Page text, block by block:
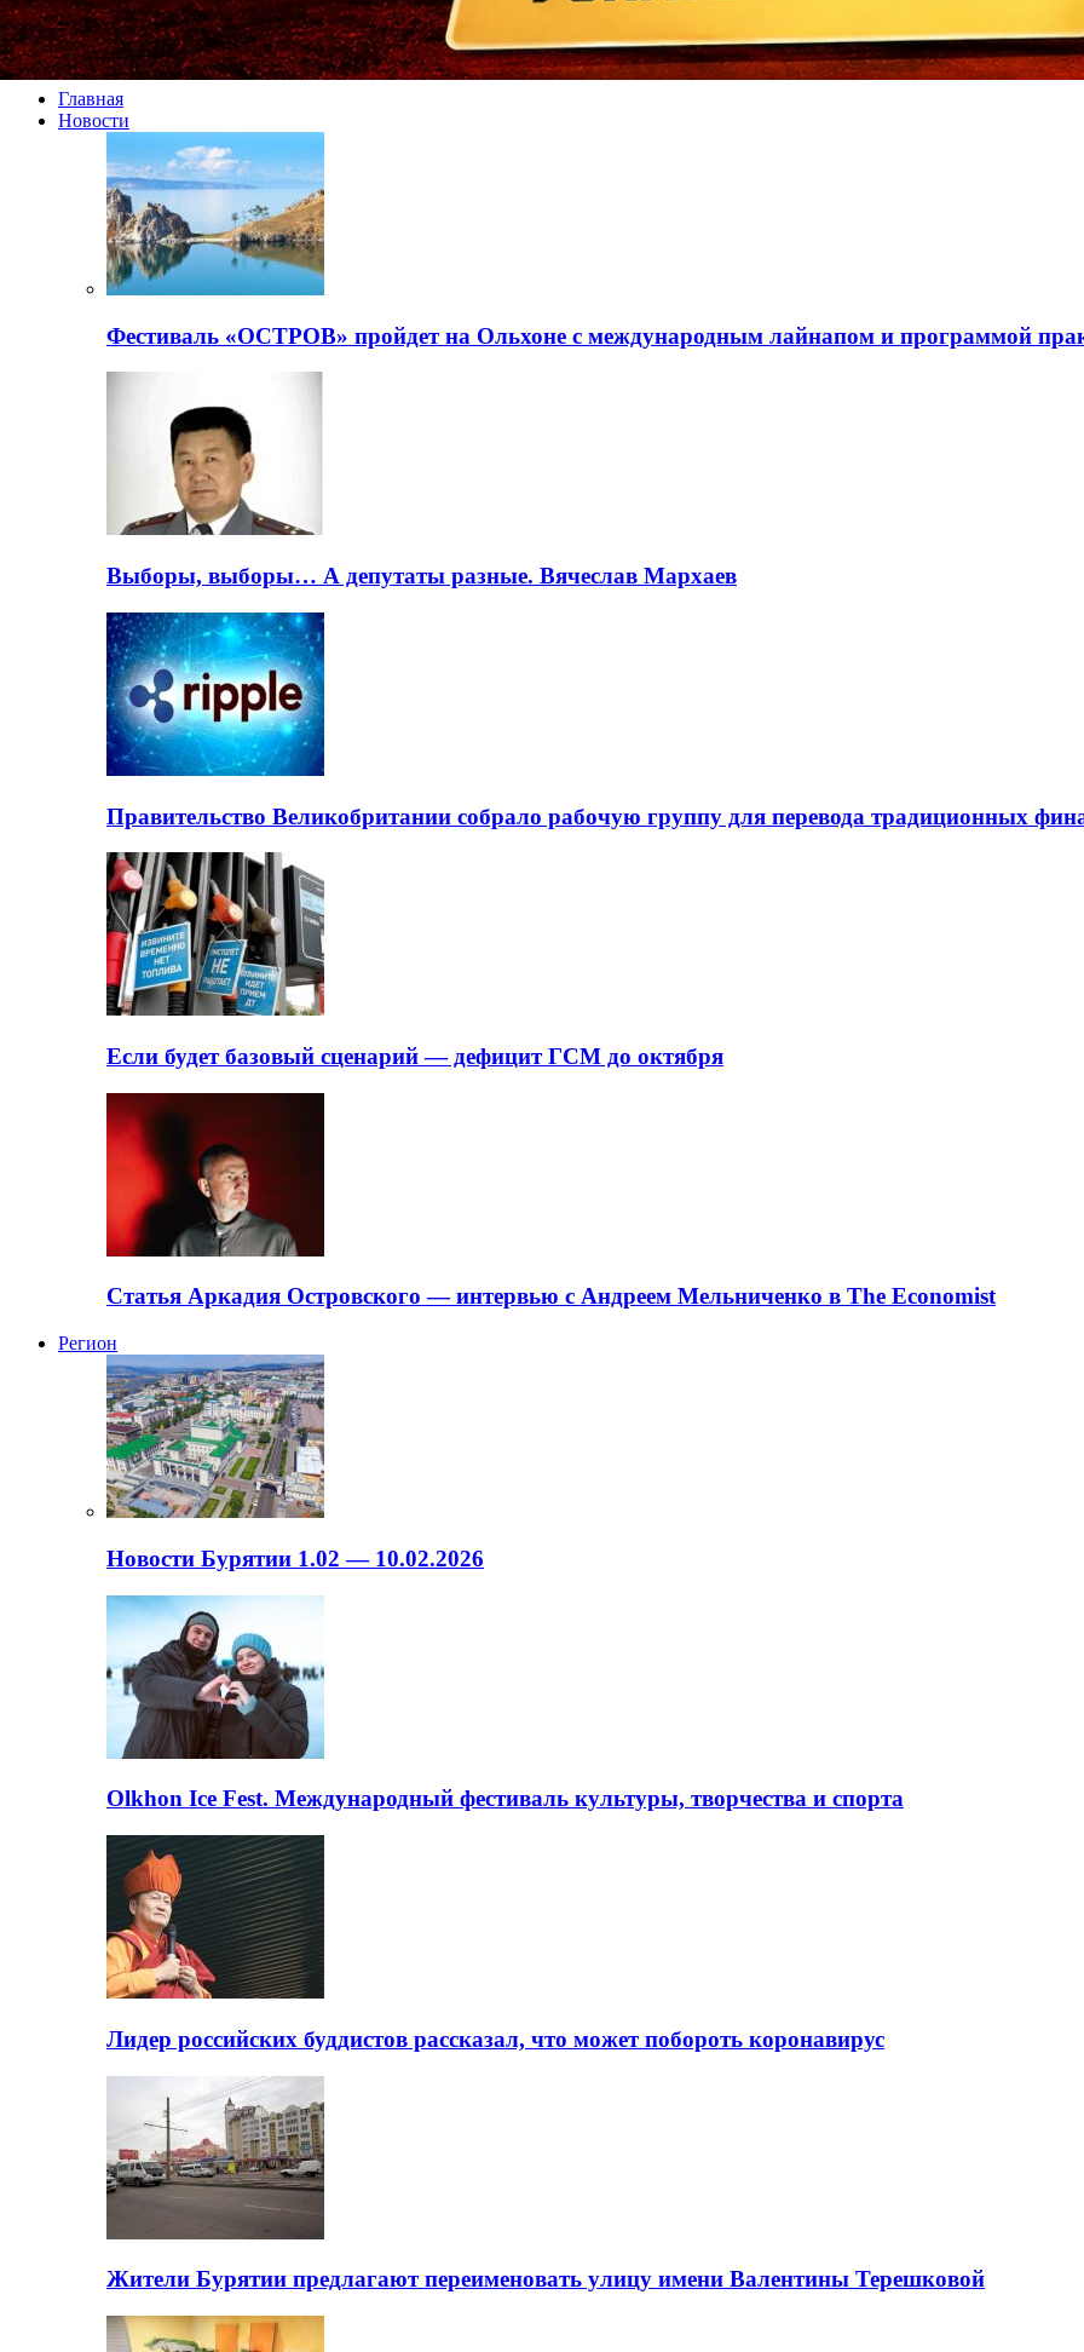
Главная
Новости
Фестиваль «ОСТРОВ» пройдет на Ольхоне с международным лайнапом и программой
Выборы, выборы… А депутаты разные. Вячеслав Мархаев
Правительство Великобритании собрало рабочую группу для перевода традиционных
Если будет базовый сценарий — дефицит ГСМ до октября
Статья Аркадия Островского — интервью с Андреем Мельниченко в The Economist
Регион
Новости Бурятии 1.02 — 10.02.2026
Olkhon Ice Fest. Международный фестиваль культуры, творчества и спорта
Лидер российских буддистов рассказал, что может побороть коронавирус
Жители Бурятии предлагают переименовать улицу имени Валентины Терешковой